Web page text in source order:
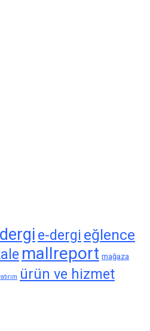
dergi e-dergi eğlence
mallreport mağaza
ürün ve hizmet